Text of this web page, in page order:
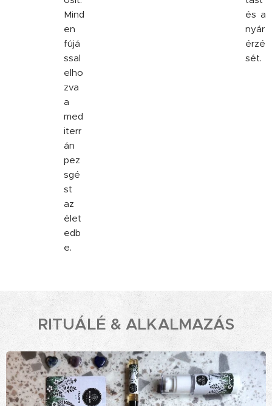
Mind
en
fújá
ssal
elho
zva
a
med
iterr
án
pez
sgé
st
az
élet
edb
e.
és a
nyár
érzé
sét.
RITUÁLÉ& ALKALMAZÁS